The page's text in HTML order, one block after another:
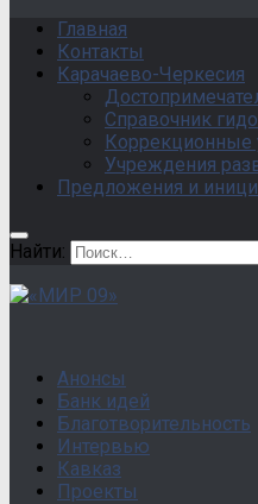
Главная
Контакты
Карачаево-Черкесия
Справочник
Коррекционные
Учреждения
Предложения и
Найти:
Анонсы
Банк идей
Благотворительность
Интервью
Кавказ
Проекты